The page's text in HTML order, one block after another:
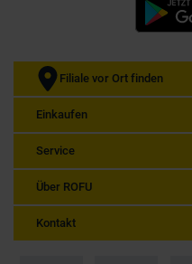
Filiale vor Ort finden
Einkaufen
Service
Über ROFU
Kontakt